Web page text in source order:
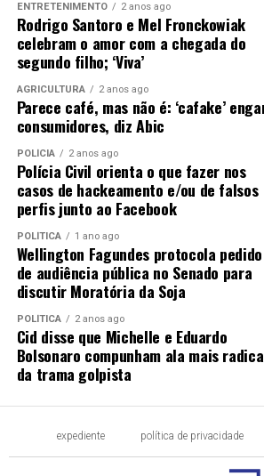
Comentários
RELATED TOPICS: ANTES
FURADA
LINDO MANO
PRESO
SER VAI
UP NEXT
Itamaraty divulga nota de repúdio ao
Orleans
DON'T MISS
Termina na próxima semana prazo
ausência no 2º turno das eleições
ENTRETENIMENTO 2 anos ago
Rodrigo Santoro e Mel Fronckowiak
celebram o amor com a chegada do
segundo filho; ‘Viva’
AGRICULTURA 2 anos ago
Parece café, mas não é: ‘cafake’
consumidores, diz Abic
POLÍCIA 2 anos ago
Polícia Civil orienta o que fazer nos
casos de hackeamento e/ou de falsos
perfis junto ao Facebook
POLÍTICA 1 ano ago
Wellington Fagundes protocola pedido
de audiência pública no Senado para
discutir Moratória da Soja
POLÍTICA 2 anos ago
Cid disse que Michelle e Eduardo
Bolsonaro compunham ala mais
da trama golpista
expediente política de privacidade